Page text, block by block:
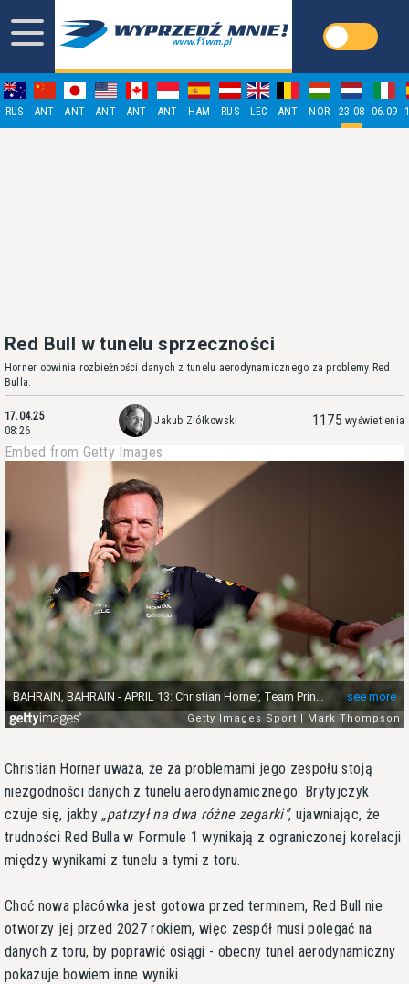
RUS ANT ANT ANT ANT ANT HAM RUS LEC ANT NOR 23.08 06.09
Red Bull w tunelu sprzeczności
Horner obwinia rozbieżności danych z tunelu aerodynamicznego za problemy Red
Bulla.
17.04.25
08:26
Jakub Ziółkowski 1175 wyświetlenia
Embed from Getty Images
Christian Horner uważa, że za problemami jego zespołu stoją
niezgodności danych z tunelu aerodynamicznego. Brytyjczyk
czuje się, jakby patrzył na dwa różne zegarki , ujawniając, że
trudności Red Bulla w Formule 1 wynikają z ograniczonej korelacji
między wynikami z tunelu a tymi z toru.
Choć nowa placówka jest gotowa przed terminem, Red Bull nie
otworzy jej przed 2027 rokiem, więc zespół musi polegać na
danych z toru, by poprawić osiągi - obecny tunel aerodynamiczny
pokazuje bowiem inne wyniki.